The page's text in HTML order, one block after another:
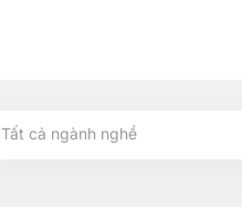
Tất cả ngành nghề